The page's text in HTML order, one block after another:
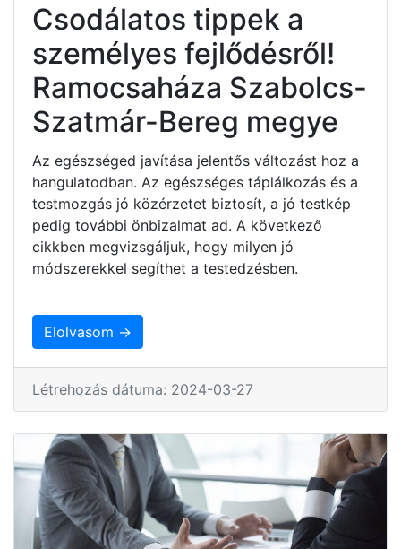
Csodálatos tippek a
személyes fejlődésről!
Ramocsaháza Szabolcs-
Szatmár-Bereg megye
Az egészséged javítása jelentős változást hoz a
hangulatodban. Az egészséges táplálkozás és a
testmozgás jó közérzetet biztosít, a jó testkép
pedig további önbizalmat ad. A következő
cikkben megvizsgáljuk, hogy milyen jó
módszerekkel segíthet a testedzésben.
Elolvasom →
Létrehozás dátuma: 2024-03-27